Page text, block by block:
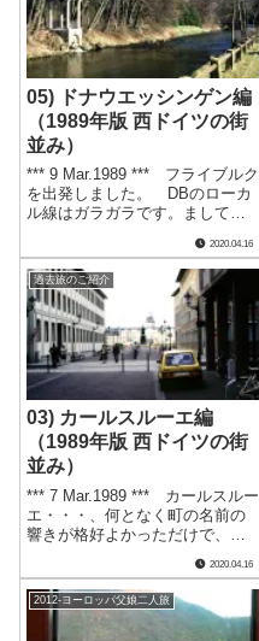
05) ドナウエッシンゲン編
（1989年版 西ドイツの街
並み）
*** 9 Mar.1989 *** フライブルク
を出発しました。 DBのローカ
ル線はガラガラです。ましてや
ツでは東洋人をほとんど見かけ
ませんでしたが、特にこのあた
りなどは、日本人を含めほとん
ど入り込まなかっ.....
2020.04.16
過去旅のご紹介
03) カールスルーエ編
（1989年版 西ドイツの街
並み）
*** 7 Mar.1989 *** カールスルー
エ・・・、何となく町の名前の
響きが格好よかっただけで、２
ここはシュバルツバルト（黒い
森）の入り口です。 フランク
フルトからDBの特急インターシ
ティー（IC）で到着.....
2020.04.16
2012-ヨーロッパ父娘二人旅